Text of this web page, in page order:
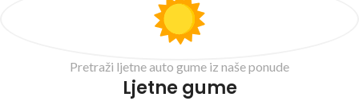
Pretraži ljetne auto gume iz naše ponude
Ljetne gume